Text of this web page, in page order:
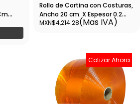
Rollo de Cortina con Costuras,
Ancho 20 cm. X Espesor 0.2
cm. X Largo 90 m. (06 tiras
MXN$4,214.28(Mas IVA)
Cotizar Ahora